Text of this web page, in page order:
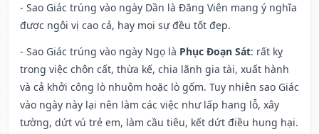
- Sao Giác trúng vào ngày Dần là Đăng Viên mang ý nghĩa
được ngôi vị cao cả, hay mọi sự đều tốt đẹp.
- Sao Giác trúng vào ngày Ngọ là Phục Đoạn Sát: rất kỵ
trong việc chôn cất, thừa kế, chia lãnh gia tài, xuất hành
và cả khởi công lò nhuộm hoặc lò gốm. Tuy nhiên sao Giác
vào ngày này lại nên làm các việc như lấp hang lỗ, xây
tường, dứt vú trẻ em, làm cầu tiêu, kết dứt điều hung hại.